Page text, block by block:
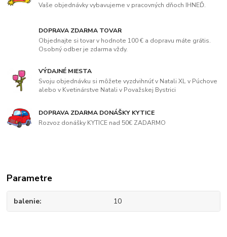
Vaše objednávky vybavujeme v pracovných dňoch IHNEĎ.
DOPRAVA ZDARMA TOVAR
Objednajte si tovar v hodnote 100 € a dopravu máte grátis.
Osobný odber je zdarma vždy.
VÝDAJNÉ MIESTA
Svoju objednávku si môžete vyzdvihnúť v Natali XL v Púchove
alebo v Kvetinárstve Natali v Považskej Bystrici
DOPRAVA ZDARMA DONÁŠKY KYTICE
Rozvoz donášky KYTICE nad 50€ ZADARMO
Parametre
balenie 10